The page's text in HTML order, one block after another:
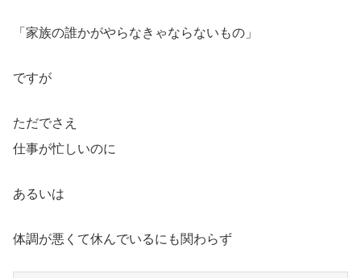
「家族の誰かがやらなきゃならないもの」
ですが
ただでさえ
仕事が忙しいのに
あるいは
体調が悪くて休んでいるにも関わらず